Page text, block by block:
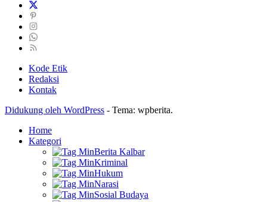
Kode Etik
Redaksi
Kontak
Didukung oleh WordPress - Tema: wpberita.
Home
Kategori
Berita Kalbar
Kriminal
Hukum
Narasi
Sosial Budaya